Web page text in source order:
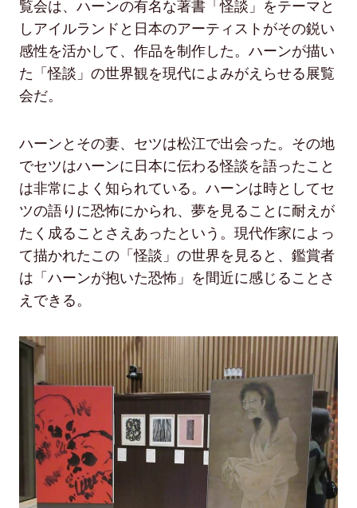
覧会は、ハーンの有名な著書「怪談」をテーマと
しアイルランドと日本のアーティストがその鋭い
感性を活かして、作品を制作した。ハーンが描い
た「怪談」の世界観を現代によみがえらせる展覧
会だ。
ハーンとその妻、セツは松江で出会った。その地
でセツはハーンに日本に伝わる怪談を語ったこと
は非常によく知られている。ハーンは時としてセ
ツの語りに恐怖にかられ、夢を見ることに耐えが
たく成ることさえあったという。現代作家によっ
て描かれたこの「怪談」の世界を見ると、鑑賞者
は「ハーンが抱いた恐怖」を間近に感じることさ
えできる。